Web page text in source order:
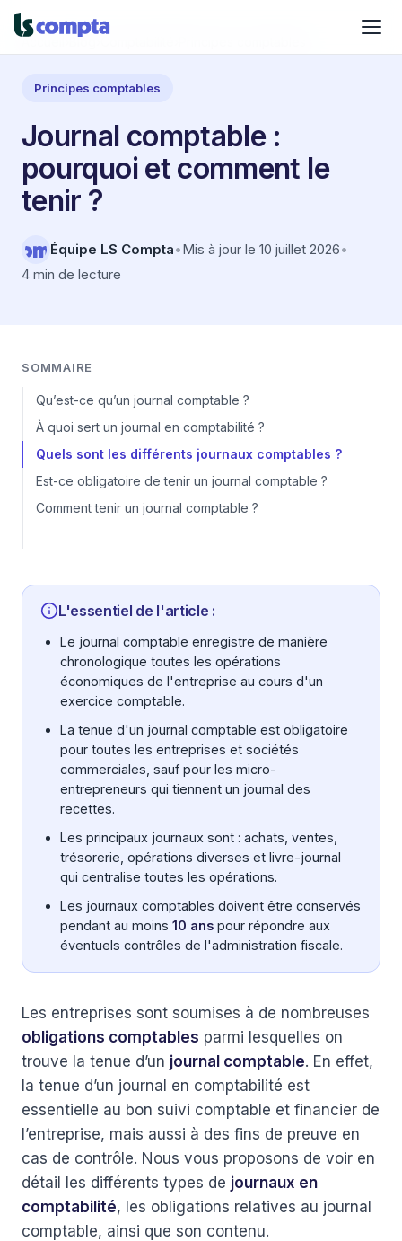
Accueil Blog
Principes comptables
Journal comptable :
pourquoi et comment le
tenir ?
Équipe LS Compta•Mis à jour le 10 juillet 2026•
4 min de lecture
SOMMAIRE
Qu’est-ce qu’un journal comptable ?
À quoi sert un journal en comptabilité ?
Quels sont les différents journaux comptables ?
Est-ce obligatoire de tenir un journal comptable ?
Comment tenir un journal comptable ?
L'essentiel de l'article :
Le journal comptable enregistre de manière
chronologique toutes les opérations
économiques de l'entreprise au cours d'un
exercice comptable.
La tenue d'un journal comptable est obligatoire
pour toutes les entreprises et sociétés
commerciales, sauf pour les micro-
entrepreneurs qui tiennent un journal des
recettes.
Les principaux journaux sont : achats, ventes,
trésorerie, opérations diverses et livre-journal
qui centralise toutes les opérations.
Les journaux comptables doivent être conservés
pendant au moins 10 ans pour répondre aux
éventuels contrôles de l'administration fiscale.
Les entreprises sont soumises à de nombreuses
obligations comptables parmi lesquelles on
trouve la tenue d’un journal comptable. En effet,
la tenue d’un journal en comptabilité est
essentielle au bon suivi comptable et financier de
l’entreprise, mais aussi à des fins de preuve en
cas de contrôle. Nous vous proposons de voir en
détail les différents types de journaux en
comptabilité, les obligations relatives au journal
comptable, ainsi que son contenu.